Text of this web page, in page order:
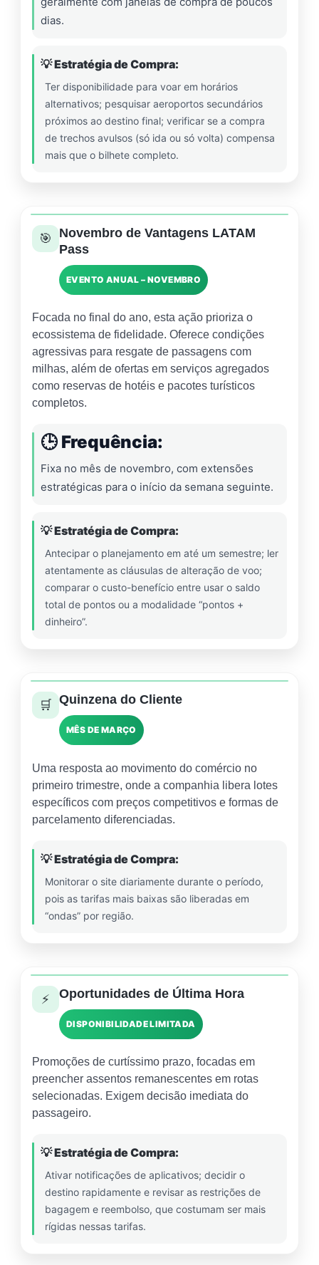
dias.
💡 Estratégia de Compra:
Ter disponibilidade para voar em horários
alternativos; pesquisar aeroportos secundários
próximos ao destino final; verificar se a compra
de trechos avulsos (só ida ou só volta) compensa
mais que o bilhete completo.
🎯
Novembro de Vantagens LATAM
Pass
EVENTO ANUAL – NOVEMBRO
Focada no final do ano, esta ação prioriza o
ecossistema de fidelidade. Oferece condições
agressivas para resgate de passagens com
milhas, além de ofertas em serviços agregados
como reservas de hotéis e pacotes turísticos
completos.
🕒 Frequência:
Fixa no mês de novembro, com extensões
estratégicas para o início da semana seguinte.
💡 Estratégia de Compra:
Antecipar o planejamento em até um semestre; ler
atentamente as cláusulas de alteração de voo;
comparar o custo-benefício entre usar o saldo
total de pontos ou a modalidade “pontos +
dinheiro”.
🛒 Quinzena do Cliente
MÊS DE MARÇO
Uma resposta ao movimento do comércio no
primeiro trimestre, onde a companhia libera lotes
específicos com preços competitivos e formas de
parcelamento diferenciadas.
💡 Estratégia de Compra:
Monitorar o site diariamente durante o período,
pois as tarifas mais baixas são liberadas em
“ondas” por região.
⚡ Oportunidades de Última Hora
DISPONIBILIDADE LIMITADA
Promoções de curtíssimo prazo, focadas em
preencher assentos remanescentes em rotas
selecionadas. Exigem decisão imediata do
passageiro.
💡 Estratégia de Compra:
Ativar notificações de aplicativos; decidir o
destino rapidamente e revisar as restrições de
bagagem e reembolso, que costumam ser mais
rígidas nessas tarifas.